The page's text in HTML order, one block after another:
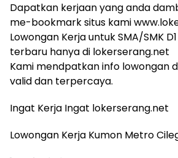
Dapatkan kerjaan yang anda
me-bookmark situs kami
Lowongan Kerja untuk SMA/SMK D1
terbaru hanya di lokerserang.net
Kami mendpatkan info lowongan
valid dan terpercaya.
Ingat Kerja Ingat lokerserang.net
Lowongan Kerja Kumon Metro